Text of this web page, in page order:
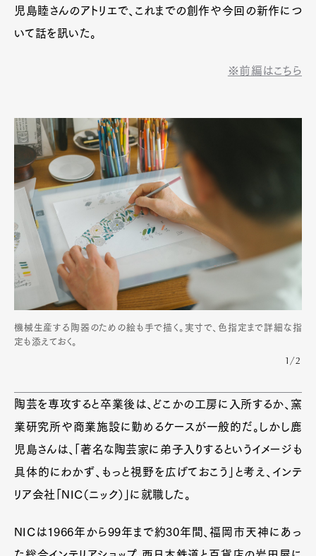
児島睦さんのアトリエで、これまでの創作や今回の新作につ
いて話を訊いた。
※前編はこちら
機械生産する陶器のための絵も手で描く。実寸で、色指定まで詳細な指
定も添えておく。
1/2
陶芸を専攻すると卒業後は、どこかの工房に入所するか、窯
業研究所や商業施設に勤めるケースが一般的だ。しかし鹿
児島さんは、「著名な陶芸家に弟子入りするというイメージも
具体的にわかず、もっと視野を広げておこう」と考え、インテ
リア会社「NIC（ニック）」に就職した。
NICは1966年から99年まで約30年間、福岡市天神にあっ